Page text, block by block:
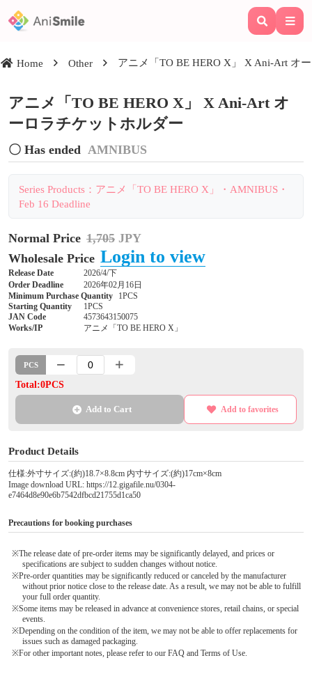
Home Other アニメ「TO BE HERO X」 X Ani-Art オ
アニメ「TO BE HERO X」 X Ani-Art オ
ーロラチケットホルダー
〇 Has ended AMNIBUS
Series Products：アニメ「TO BE HERO X」・AMNIBUS・
Feb 16 Deadline
Normal Price 1,705 JPY
Wholesale Price Login to view
Release Date
2026/4/下
Order Deadline
2026年02月16日
Minimum Purchase Quantity
1PCS
Starting Quantity
1PCS
JAN Code
4573643150075
Works/IP
アニメ「TO BE HERO X」
PCS
Total:0PCS
Add to Cart Add to favorites
Product Details
仕様:外寸サイズ:(約)18.7×8.8cm 内寸サイズ:(約)17cm×8cm
Image download URL: https://12.gigafile.nu/0304-
e7464d8e90e6b7542dfbcd21755d1ca50
Precautions for booking purchases
※The release date of pre-order items may be significantly delayed, and prices or
specifications are subject to sudden changes without notice.
※Pre-order quantities may be significantly reduced or canceled by the manufacturer
without prior notice close to the release date. As a result, we may not be able to fulfill
your full order quantity.
※Some items may be released in advance at convenience stores, retail chains, or special
events.
※Depending on the condition of the item, we may not be able to offer replacements for
issues such as damaged packaging.
※For other important notes, please refer to our FAQ and Terms of Use.